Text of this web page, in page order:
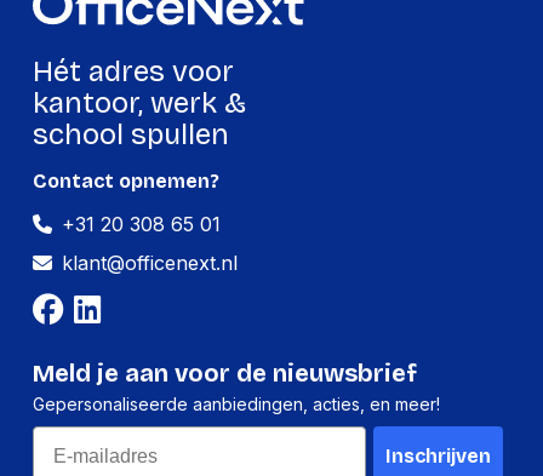
Hét adres voor
kantoor, werk &
school spullen
Contact opnemen?
+31 20 308 65 01
klant@officenext.nl
Meld je aan voor de nieuwsbrief
Gepersonaliseerde aanbiedingen, acties, en meer!
Email
Inschrijven